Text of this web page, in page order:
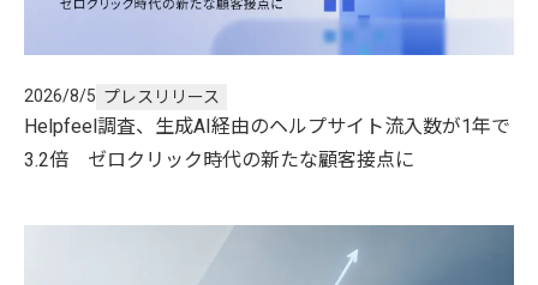
2026/8/5 プレスリリース
Helpfeel調査、生成AI経由のヘルプサイト流入数が1年で
3.2倍 ゼロクリック時代の新たな顧客接点に